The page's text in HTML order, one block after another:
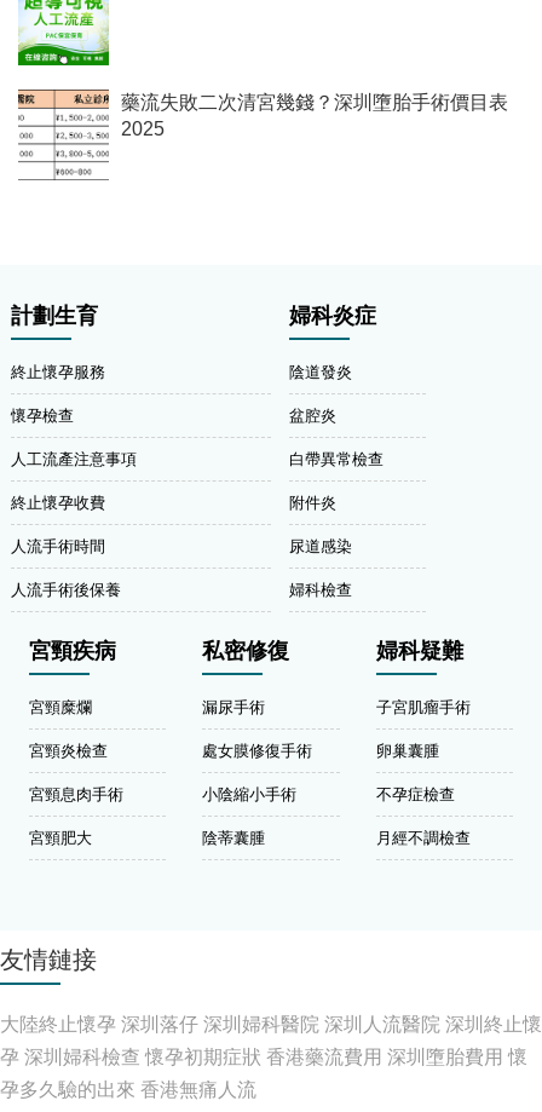
藥流失敗二次清宮幾錢？深圳墮胎手術價目表
2025
計劃生育
終止懷孕服務
懷孕檢查
人工流產注意事項
終止懷孕收費
人流手術時間
人流手術後保養
婦科炎症
陰道發炎
盆腔炎
白帶異常檢查
附件炎
尿道感染
婦科檢查
宮頸疾病
宮頸糜爛
宮頸炎檢查
宮頸息肉手術
宮頸肥大
私密修復
漏尿手術
處女膜修復手術
小陰縮小手術
陰蒂囊腫
婦科疑難
子宮肌瘤手術
卵巢囊腫
不孕症檢查
月經不調檢查
友情鏈接
大陸終止懷孕 深圳落仔深圳婦科醫院深圳人流醫院深圳終止懷
孕 深圳婦科檢查 懷孕初期症狀 香港藥流費用 深圳墮胎費用 懷
孕多久驗的出來 香港無痛人流